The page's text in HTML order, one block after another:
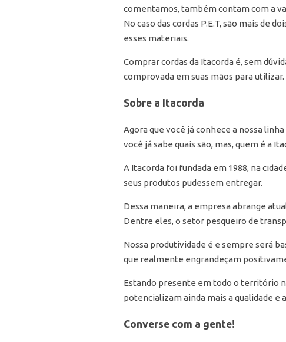
comentamos, também contam com a
No caso das cordas P.E.T, são mais de
esses materiais.
Comprar cordas da Itacorda é, sem
comprovada em suas mãos para utilizar.
Sobre a Itacorda
Agora que você já conhece a nossa
você já sabe quais são, mas, quem é a
A Itacorda foi fundada em 1988, na
seus produtos pudessem entregar.
Dessa maneira, a empresa abrange
Dentre eles, o setor pesqueiro de
Nossa produtividade é e sempre será
que realmente engrandeçam
Estando presente em todo o território
potencializam ainda mais a qualidade e
Converse com a gente!